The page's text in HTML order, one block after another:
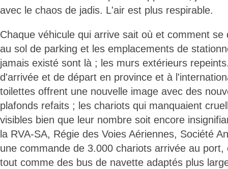
avec le chaos de jadis. L'air est plus respirable.
Chaque véhicule qui arrive sait où et comment se
au sol de parking et les emplacements de
jamais existé sont là ; les murs extérieurs
d'arrivée et de départ en province et à
toilettes offrent une nouvelle image avec des
plafonds refaits ; les chariots qui manquaient
visibles bien que leur nombre soit encore
la RVA-SA, Régie des Voies Aériennes, Société
une commande de 3.000 chariots arrivée au port,
tout comme des bus de navette adaptés plus